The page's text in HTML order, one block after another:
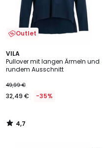
Outlet
VILA
Pullover mit langen Ärmeln und
rundem Ausschnitt
49,99 €
32,49 € -35%
4,7
/ 5
4,7
/